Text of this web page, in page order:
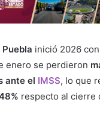
inició 2026
enero se perdieron
ante el IMSS, lo que
respecto al cierre